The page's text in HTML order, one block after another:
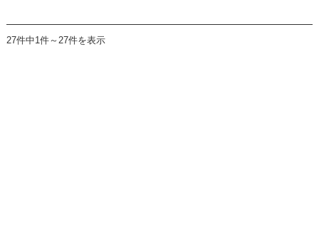
27件中1件～27件を表示